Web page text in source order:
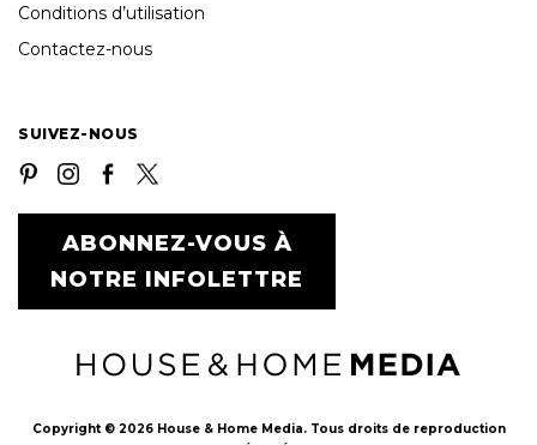
Conditions d’utilisation
Contactez-nous
SUIVEZ-NOUS
ABONNEZ-VOUS À
NOTRE INFOLETTRE
Copyright © 2026 House & Home Media. Tous droits de reproduction